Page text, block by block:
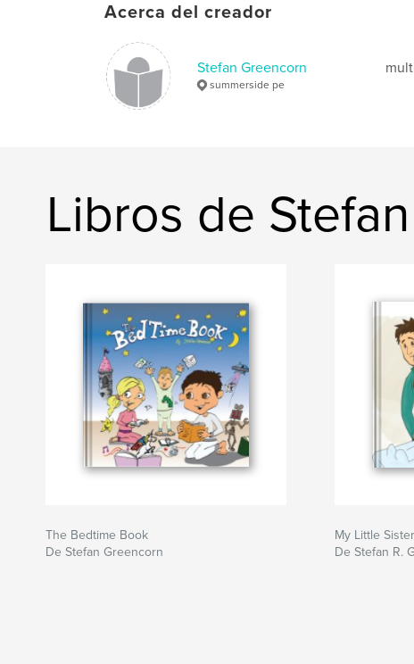
Acerca del creador
Stefan Greencorn
summerside pe
Libros de
The Bedtime Book
De Stefan Greencorn
My Little Sister
De Stefan R.